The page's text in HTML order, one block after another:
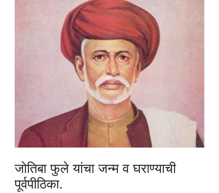
जोतिबा फुले यांचा जन्म व घराण्याची
पूर्वपीठिका.